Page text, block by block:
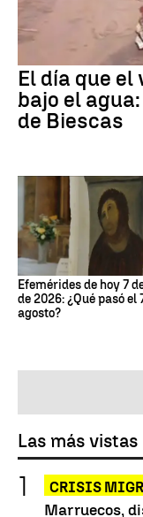
El día que
bajo el
de Biescas
Efemérides de hoy 7
de 2026: ¿Qué pasó el
agosto?
Las más vistas
CRISIS
Marruecos,